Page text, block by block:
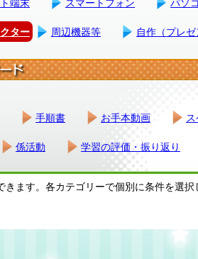
ター 周辺機器等 自作（プレ
手順書 お手本動画
係活動 学習の評価・振り返り
ます。各カテゴリーで個別に条件を選択